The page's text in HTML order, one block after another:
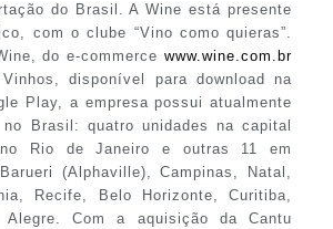
do Brasil. A Wine está presente
com o clube “Vino como quieras”.
do e-commerce www.wine.com.br
disponível para download na
Play, a empresa possui atualmente
Brasil: quatro unidades na capital
Rio de Janeiro e outras 11 em
(Alphaville), Campinas, Natal,
Recife, Belo Horizonte, Curitiba,
Com a aquisição da Cantu